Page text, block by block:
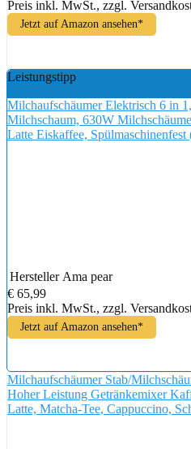
Preis inkl. MwSt., zzgl.
Jetzt auf Amazon ansehen*
Leistungstipp
Milchaufschäumer Elektrisch 6 in
Milchschaum, 630W
Latte Eiskaffee,
Hersteller Ama pear
€ 65,99
Preis inkl. MwSt., zzgl.
Jetzt auf Amazon ansehen*
Milchaufschäumer Stab/
Hoher Leistung Getränkemixer
Latte, Matcha-Tee, Cappuccino,